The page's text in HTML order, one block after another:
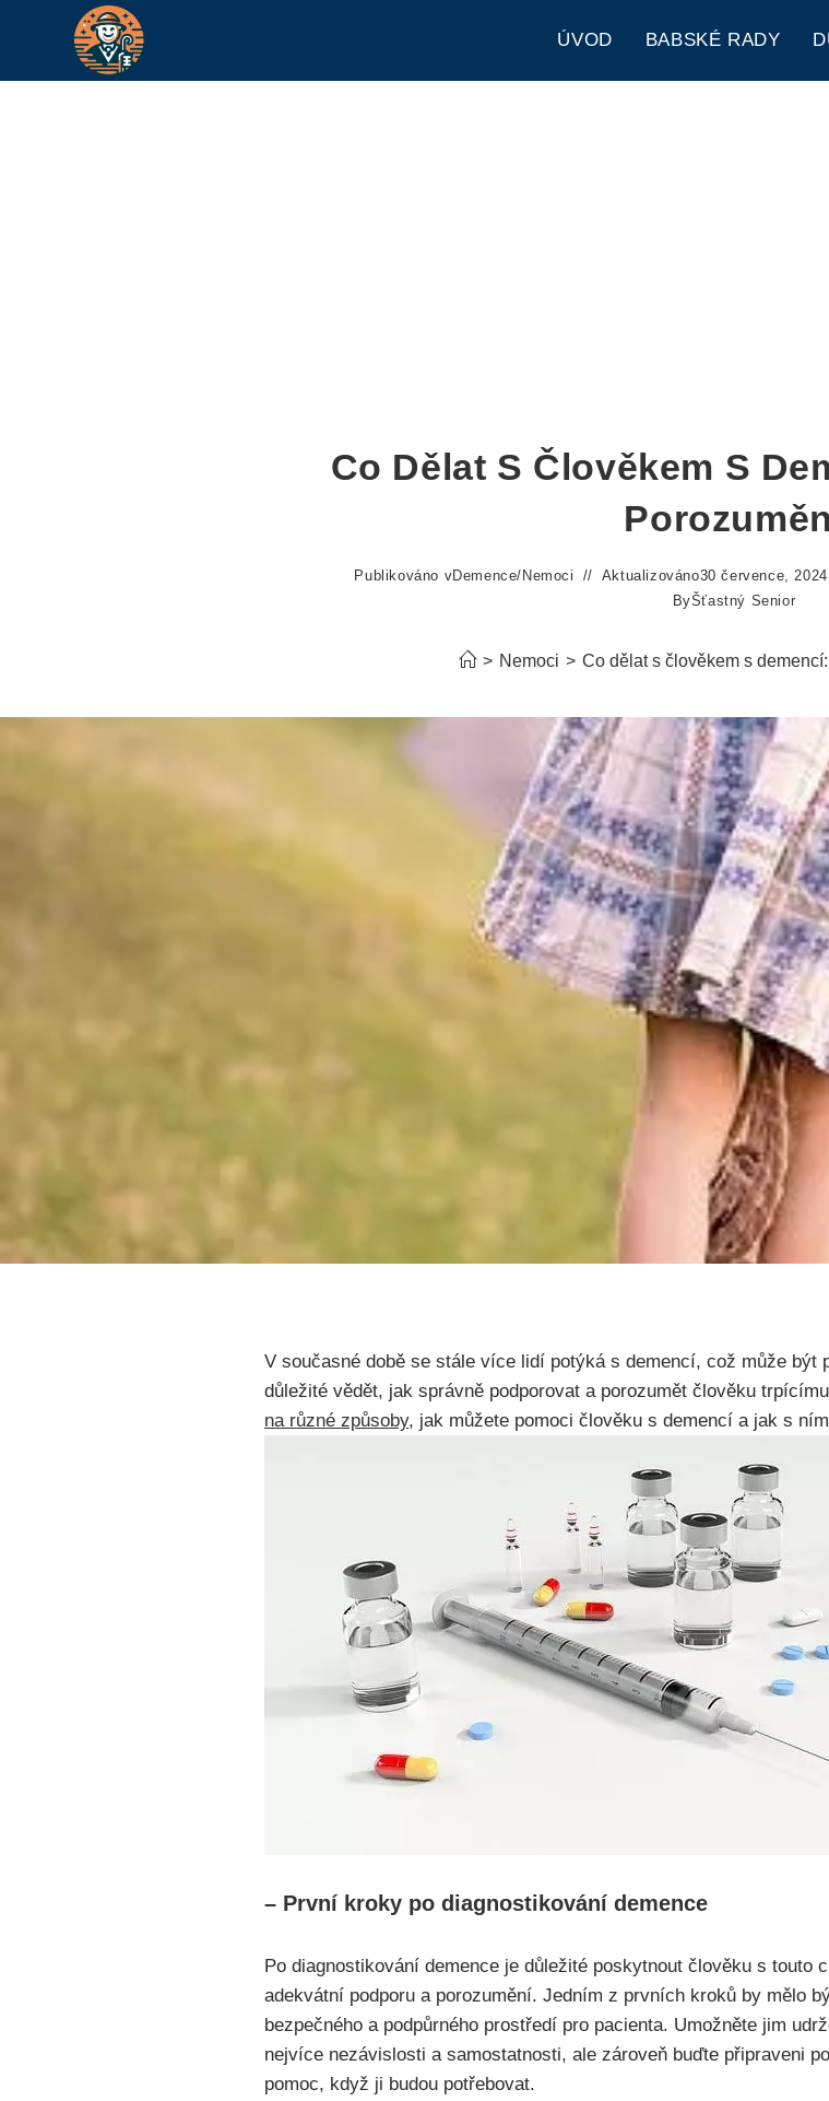
ÚVOD BABSKÉ RADY
Co Dělat S Člověkem S
Publikováno vDemence/ Nemoci Aktualizováno30 července, 2024
ByŠťastný Senior
> Nemoci > Co dělat s člověkem s
V současné době se stále více lidí potýká s demencí, což může
důležité vědět, jak správně podporovat a porozumět člověku
na různé způsoby, jak můžete pomoci člověku s demencí a jak s
– První kroky po diagnostikování demence
Po diagnostikování demence je důležité poskytnout člověku s touto
adekvátní podporu a porozumění. Jedním z prvních kroků by mělo
bezpečného a podpůrného prostředí pro pacienta. Umožněte jim
nejvíce nezávislosti a samostatnosti, ale zároveň buďte připraveni
pomoc, když ji budou potřebovat.